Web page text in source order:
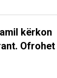
kërkon
Ofrohet